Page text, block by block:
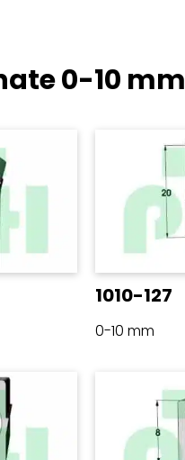
0-10 mm
1010-127
0-10 mm